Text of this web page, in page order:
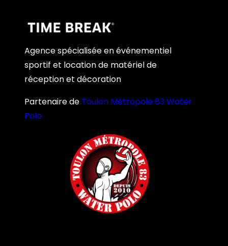
Agence spécialisée en événementiel
sportif et location de matériel de
réception et décoration
Partenaire de Toulon Métropole 83 Water
Polo